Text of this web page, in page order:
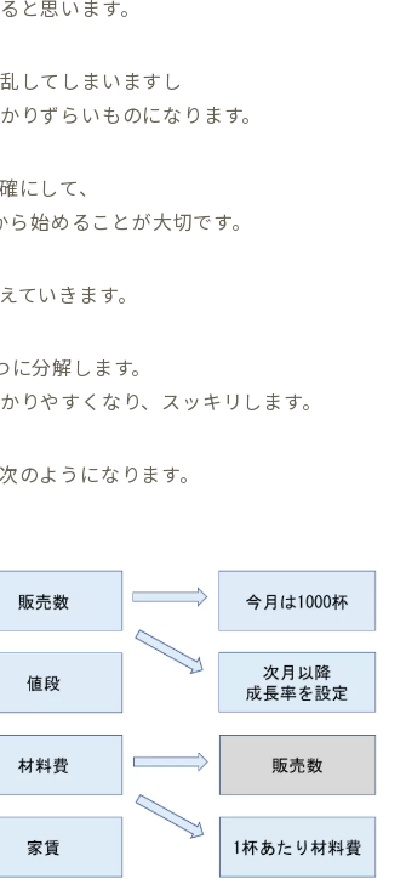
と思います。
してしまいますし
りずらいものになります。
にして、
始めることが大切です。
ていきます。
分解します。
やすくなり、スッキリします。
のようになります。